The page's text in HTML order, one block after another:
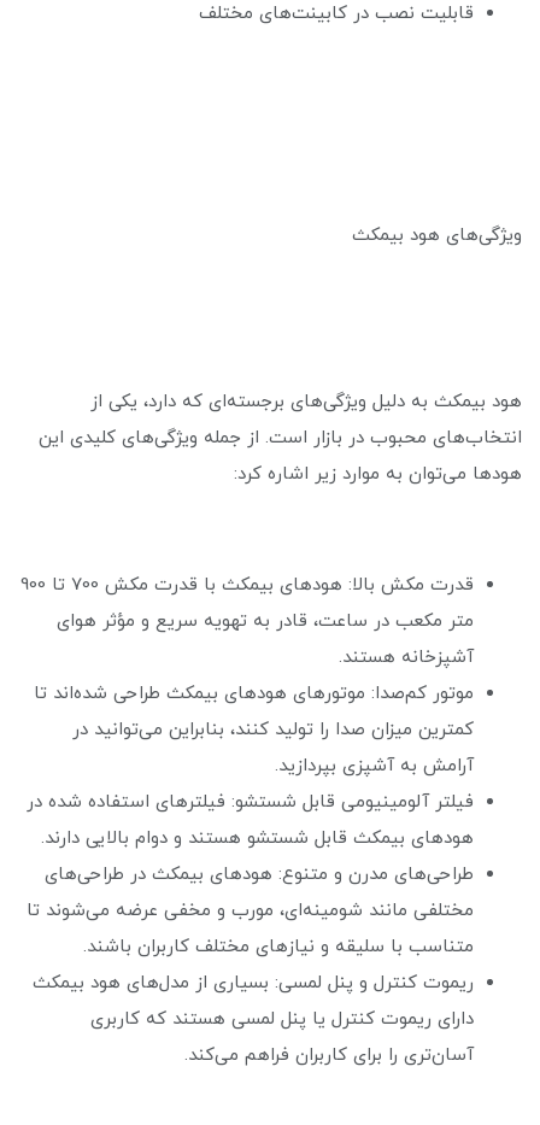
قابلیت نصب در کابینت‌های مختلف
ویژگی‌های هود بیمکث
هود بیمکث به دلیل ویژگی‌های برجسته‌ای که دارد، یکی از
انتخاب‌های محبوب در بازار است. از جمله ویژگی‌های کلیدی این
هودها می‌توان به موارد زیر اشاره کرد:
قدرت مکش بالا: هودهای بیمکث با قدرت مکش 700 تا 900
متر مکعب در ساعت، قادر به تهویه سریع و مؤثر هوای
آشپزخانه هستند.
موتور کم‌صدا: موتورهای هودهای بیمکث طراحی شده‌اند تا
کمترین میزان صدا را تولید کنند، بنابراین می‌توانید در
آرامش به آشپزی بپردازید.
فیلتر آلومینیومی قابل شستشو: فیلترهای استفاده شده در
هودهای بیمکث قابل شستشو هستند و دوام بالایی دارند.
طراحی‌های مدرن و متنوع: هودهای بیمکث در طراحی‌های
مختلفی مانند شومینه‌ای، مورب و مخفی عرضه می‌شوند تا
متناسب با سلیقه و نیازهای مختلف کاربران باشند.
ریموت کنترل و پنل لمسی: بسیاری از مدل‌های هود بیمکث
دارای ریموت کنترل یا پنل لمسی هستند که کاربری
آسان‌تری را برای کاربران فراهم می‌کند.